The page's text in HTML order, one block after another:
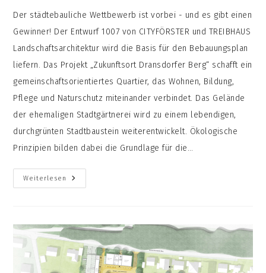
Der städtebauliche Wettbewerb ist vorbei - und es gibt einen
Gewinner! Der Entwurf 1007 von CITYFÖRSTER und TREIBHAUS
Landschaftsarchitektur wird die Basis für den Bebauungsplan
liefern. Das Projekt „Zukunftsort Dransdorfer Berg“ schafft ein
gemeinschaftsorientiertes Quartier, das Wohnen, Bildung,
Pflege und Naturschutz miteinander verbindet. Das Gelände
der ehemaligen Stadtgärtnerei wird zu einem lebendigen,
durchgrünten Stadtbaustein weiterentwickelt. Ökologische
Prinzipien bilden dabei die Grundlage für die…
Weiterlesen
Zeit
Zum
Gewinner(entwurf)!